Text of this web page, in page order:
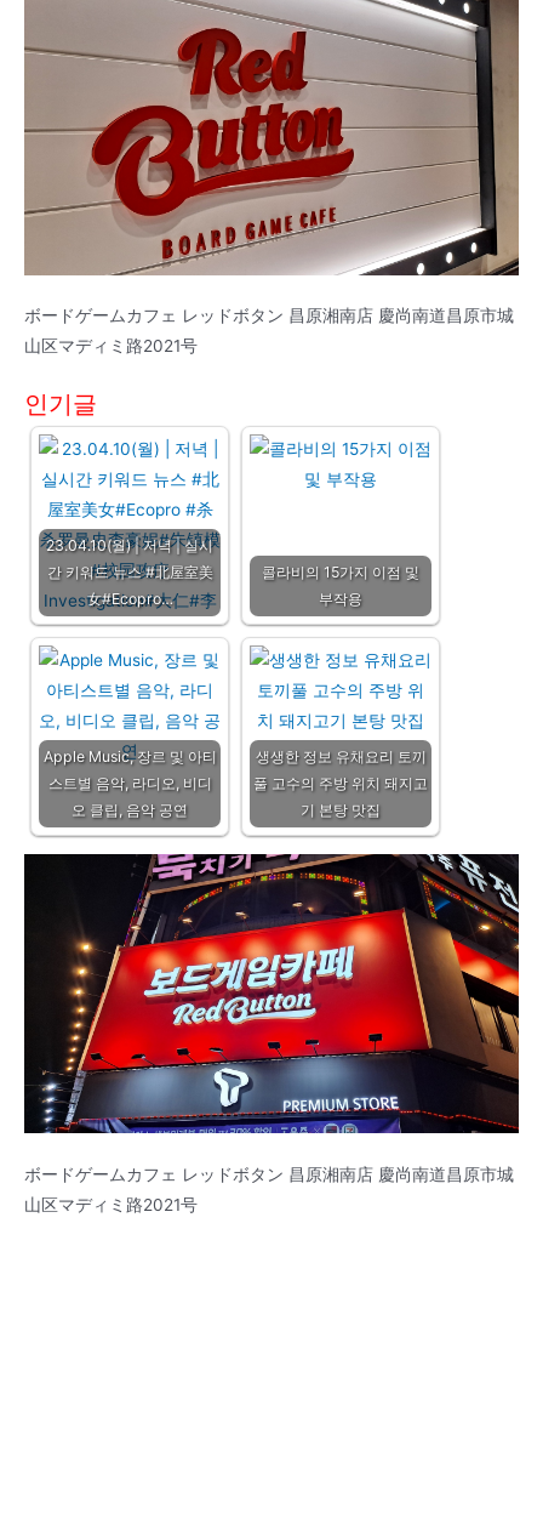
ボードゲームカフェ レッドボタン 昌原湘南店 慶尚南道昌原市城
山区マディミ路2021号
인기글
23.04.10(월) | 저녁 | 실시
간 키워드 뉴스 #北屋室美
女#Ecopro…
콜라비의 15가지 이점 및
부작용
Apple Music, 장르 및 아티
스트별 음악, 라디오, 비디
오 클립, 음악 공연
생생한 정보 유채요리 토끼
풀 고수의 주방 위치 돼지고
기 본탕 맛집
ボードゲームカフェ レッドボタン 昌原湘南店 慶尚南道昌原市城
山区マディミ路2021号